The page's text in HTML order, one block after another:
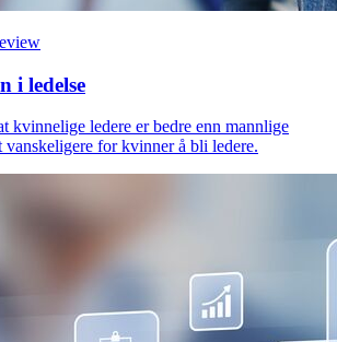
i ledelse
kvinnelige ledere er bedre enn mannlige
vanskeligere for kvinner å bli ledere.